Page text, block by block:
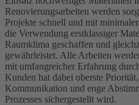
Renovierungsarbeiten werden
Projekte schnell und mit
die Verwendung erstklassiger
Raumklima geschaffen und
gewährleistet. Alle Arbeiten
mit umfangreicher Erfahrung
Kunden hat dabei oberste
Kommunikation und enge
Prozesses sichergestellt wird.